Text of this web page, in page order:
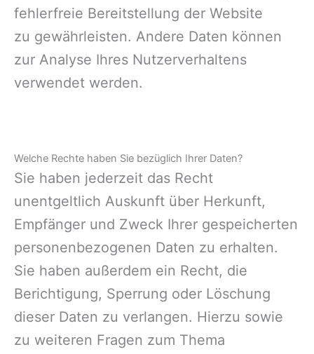
fehlerfreie Bereitstellung der Website
zu gewährleisten. Andere Daten können
zur Analyse Ihres Nutzerverhaltens
verwendet werden.
Welche Rechte haben Sie bezüglich Ihrer Daten?
Sie haben jederzeit das Recht
unentgeltlich Auskunft über Herkunft,
Empfänger und Zweck Ihrer gespeicherten
personenbezogenen Daten zu erhalten.
Sie haben außerdem ein Recht, die
Berichtigung, Sperrung oder Löschung
dieser Daten zu verlangen. Hierzu sowie
zu weiteren Fragen zum Thema